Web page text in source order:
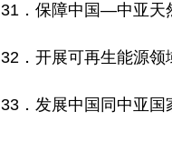
31．保障中国—中亚天
32．开展可再生能源领
33．发展中国同中亚国